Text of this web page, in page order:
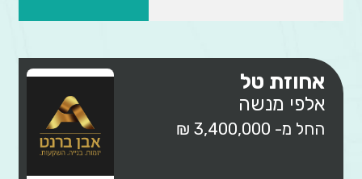
אחוזת טל
אלפי מנשה
החל מ- 3,400,000 ₪